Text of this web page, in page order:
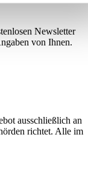
Newsletter
von Ihnen.
ausschließlich an
richtet. Alle im